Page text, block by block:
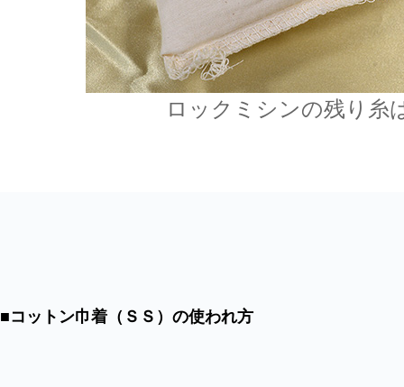
ロックミシンの残り糸
■コットン巾着（ＳＳ）の使われ方